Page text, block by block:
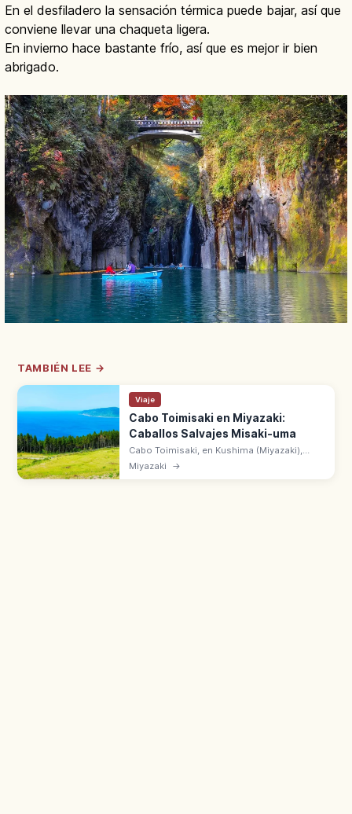
En el desfiladero la sensación térmica puede bajar, así que
conviene llevar una chaqueta ligera.
En invierno hace bastante frío, así que es mejor ir bien
abrigado.
TAMBIÉN LEE →
Viaje
Cabo Toimisaki en Miyazaki:
Caballos Salvajes Misaki-uma
Cabo Toimisaki, en Kushima (Miyazaki),
tiene 550 ha de grandes praderas con 90-
110 caballos salvajes Misaki-uma. En el
Miyazaki →